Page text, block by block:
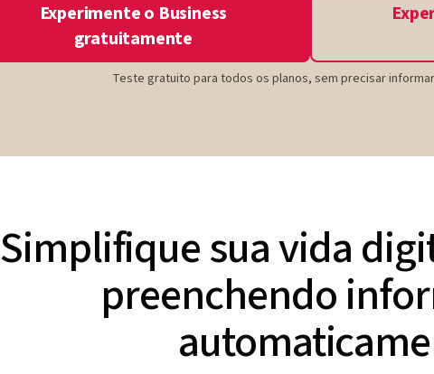
Experimente o Business
gratuitamente
Teste gratuito para todos os planos, sem precisar
Simplifique sua vida
preenchendo